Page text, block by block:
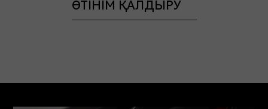
ИЕСІ БОЛЫҢЫЗ ARRIZO 6
ӨТІНІМ ҚАЛДЫРУ